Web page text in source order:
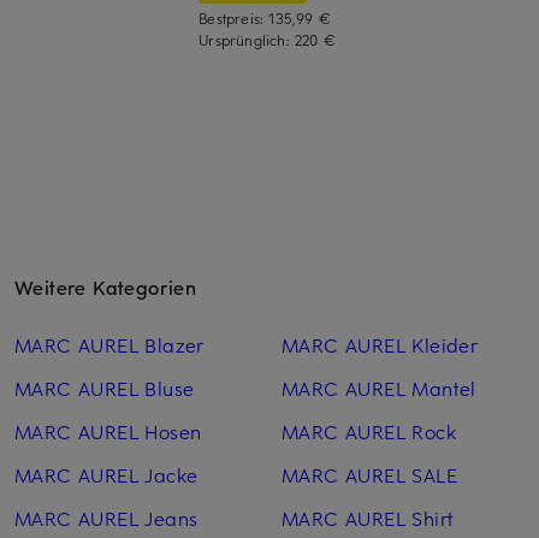
Bestpreis:135,99 €
Ursprünglich: 220 €
Weitere Kategorien
MARC AUREL Blazer
MARC AUREL Bluse
MARC AUREL Hosen
MARC AUREL Jacke
MARC AUREL Jeans
MARC AUREL Kleider
MARC AUREL Mantel
MARC AUREL Rock
MARC AUREL SALE
MARC AUREL Shirt